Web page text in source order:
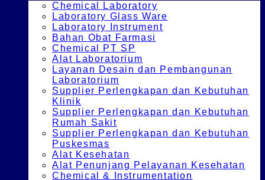
Chemical Laboratory
Laboratory Glass Ware
Laboratory Instrument
Bahan Obat Farmasi
Chemical PT SP
Alat Laboratorium
Layanan Desain dan Pembangunan
Laboratorium
Supplier Perlengkapan dan Kebutuhan
Klinik
Supplier Perlengkapan dan Kebutuhan
Rumah Sakit
Supplier Perlengkapan dan Kebutuhan
Puskesmas
Alat Kesehatan
Alat Penunjang Pelayanan Kesehatan
Chemical & Instrumentation